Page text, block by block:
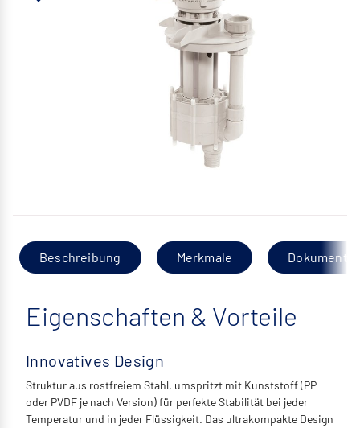
Beschreibung Merkmale
Eigenschaften & Vorteile
Innovatives Design
Struktur aus rostfreiem Stahl, umspritzt mit Kunststoff (PP
oder PVDF je nach Version) für perfekte Stabilität bei jeder
Temperatur und in jeder Flüssigkeit. Das ultrakompakte Design